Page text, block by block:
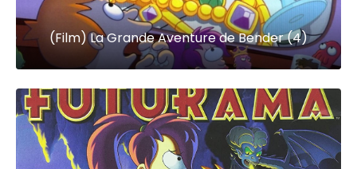
(Film) La Grande Aventure de Bender (4)